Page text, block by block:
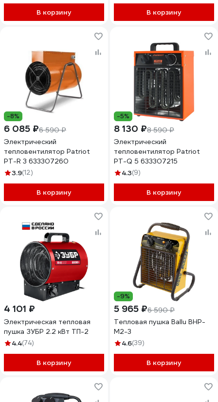
В корзину В корзину
-8%
6 085 ₽6 590 ₽
Электрический
тепловентилятор Patriot
PT-R 3 633307260
3.9(12)
В корзину
-5%
8 130 ₽8 590 ₽
Электрический
тепловентилятор Patriot
PT-Q 5 633307215
4.3(9)
В корзину
4 101 ₽
Электрическая тепловая
пушка ЗУБР 2.2 кВт ТП-2
4.4(74)
В корзину
-9%
5 965 ₽6 590 ₽
Тепловая пушка Ballu BHP-
M2-3
4.6(39)
В корзину